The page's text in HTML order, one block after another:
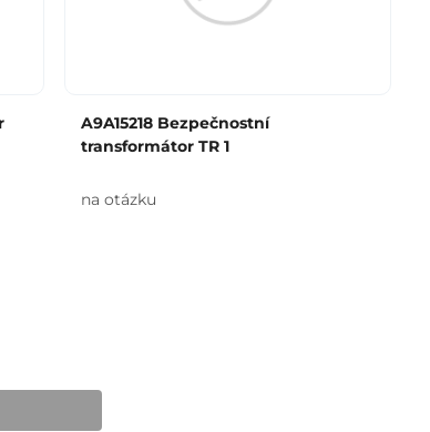
A9A15218 Bezpečnostní
transformátor TR 1
na otázku